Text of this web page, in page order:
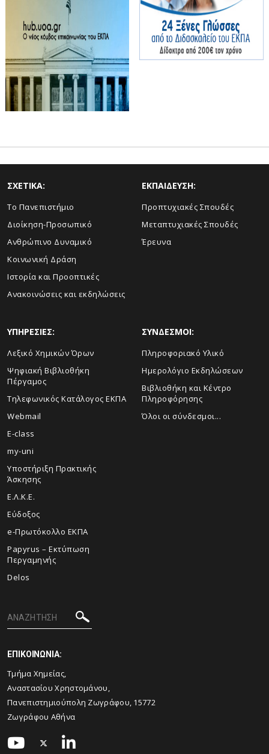
ΣΧΕΤΙΚΑ:
Το Πανεπιστήμιο
Διοίκηση-Προσωπικό
Ανθρώπινο Δυναμικό
Κοινωνική Δράση
Ιστορία και Προοπτικές
Ανακοινώσεις και εκδηλώσεις
ΕΚΠΑΙΔΕΥΣΗ:
Προπτυχιακές Σπουδές
Μεταπτυχιακές Σπουδές
Έρευνα
ΥΠΗΡΕΣΙΕΣ:
Λεξικό Χημικών Όρων
Ψηφιακή Βιβλιοθήκη
Πέργαμος
Τηλεφωνικός Κατάλογος ΕΚΠΑ
Webmail
E-class
my-uni
Υποστήριξη Πρακτικής
Άσκησης
Ε.Λ.Κ.Ε.
Εύδοξος
e-Πρωτόκολλο ΕΚΠΑ
Papyrus – Εκτύπωση
Περγαμηνής
Delos
ΣΥΝΔΕΣΜΟΙ:
Πληροφοριακό Υλικό
Ημερολόγιο Εκδηλώσεων
Βιβλιοθήκη και Κέντρο
Πληροφόρησης
Όλοι οι σύνδεσμοι...
ΕΠΙΚΟΙΝΩΝΙΑ:
Τμήμα Χημείας,
Αναστασίου Χρηστομάνου,
Πανεπιστημιούπολη Ζωγράφου, 15772
Ζωγράφου Αθήνα